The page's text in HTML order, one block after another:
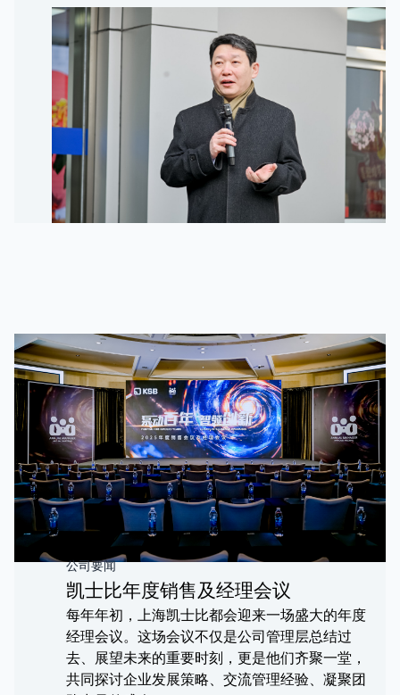
公司要闻
凯士比年度销售及经理会议
每年年初，上海凯士比都会迎来一场盛大的年度
经理会议。这场会议不仅是公司管理层总结过
去、展望未来的重要时刻，更是他们齐聚一堂，
共同探讨企业发展策略、交流管理经验、凝聚团